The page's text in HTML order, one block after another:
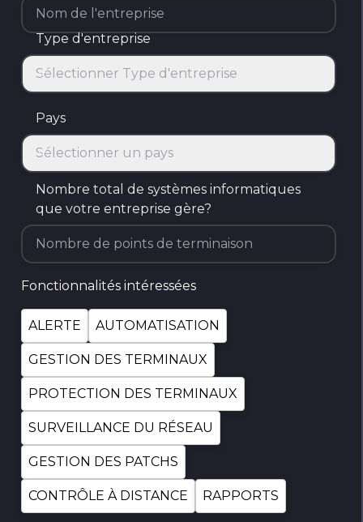
Type d'entreprise
Sélectionner Type d'entreprise
Pays
Pays
Sélectionner un pays
Nombre total de systèmes informatiques
que votre entreprise gère?
Fonctionnalités intéressées
ALERTE AUTOMATISATION
GESTION DES TERMINAUX
PROTECTION DES TERMINAUX
SURVEILLANCE DU RÉSEAU
GESTION DES PATCHS
CONTRÔLE À DISTANCE RAPPORTS